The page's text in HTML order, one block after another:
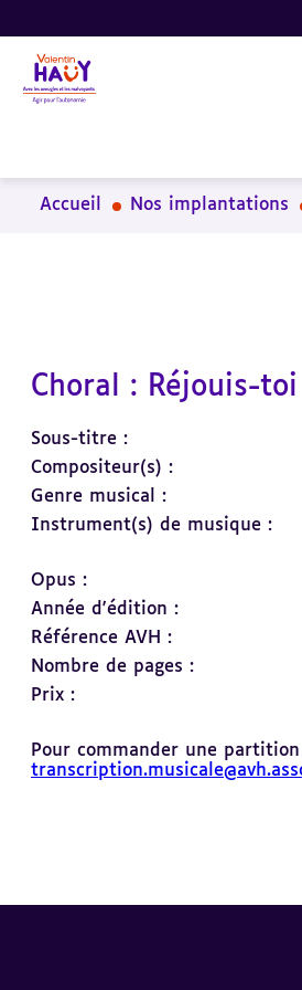
Aller
au
contenu
principal
Aller
au
pied
de
Aller
à
la
recherche
Accueil Nos implantations
Choral : Réjouis-
Sous-titre :
Compositeur(s) :
Genre musical :
Instrument(s) de musique :
Opus :
Année d'édition :
Référence AVH :
Nombre de pages :
Prix :
Pour commander une